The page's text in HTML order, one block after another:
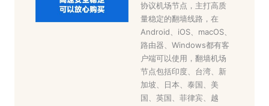
协议机场节点，主打高质
量稳定的翻墙线路，在
Android、iOS、macOS、
路由器、Windows都有客
户端可以使用，翻墙机场
节点包括印度、台湾、新
加坡、日本、泰国、美
国、英国、菲律宾、越